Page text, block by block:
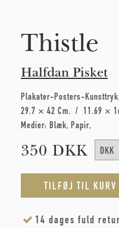
Thistle
Halfdan Pisket
Plakater-Posters-Kunsttryk
29.7 × 42 Cm
11.69 ×
Medier: Blæk Papir
350 DKK
14 dages fuld